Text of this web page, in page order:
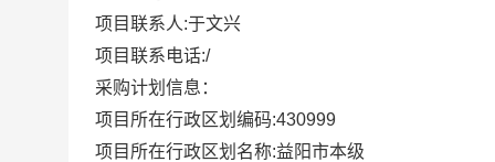
项目联系人:于文兴
项目联系电话:/
采购计划信息：
项目所在行政区划编码:430999
项目所在行政区划名称:益阳市本级